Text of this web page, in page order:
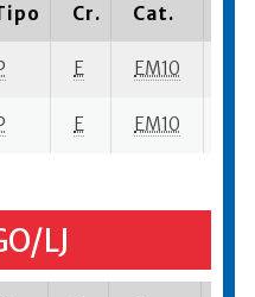
Cr. Cat.
E EM10
E EM10
LJ